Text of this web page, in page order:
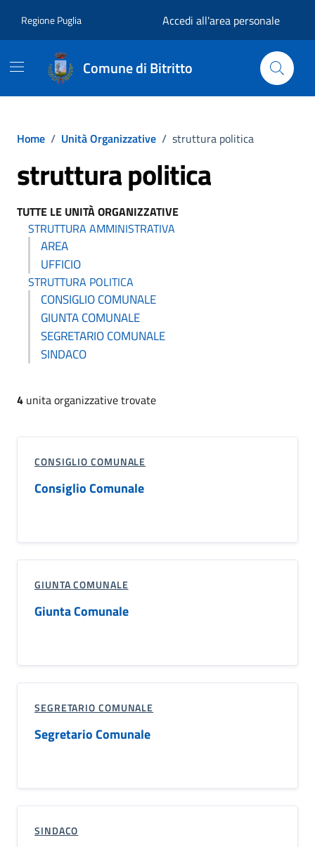
Regione Puglia Accedi all'area personale
Comune di Bitritto
Home / Unità Organizzative / struttura politica
struttura politica
TUTTE LE UNITÀ ORGANIZZATIVE
STRUTTURA AMMINISTRATIVA
AREA
UFFICIO
STRUTTURA POLITICA
CONSIGLIO COMUNALE
GIUNTA COMUNALE
SEGRETARIO COMUNALE
SINDACO
4 unita organizzative trovate
CONSIGLIO COMUNALE
Consiglio Comunale
GIUNTA COMUNALE
Giunta Comunale
SEGRETARIO COMUNALE
Segretario Comunale
SINDACO